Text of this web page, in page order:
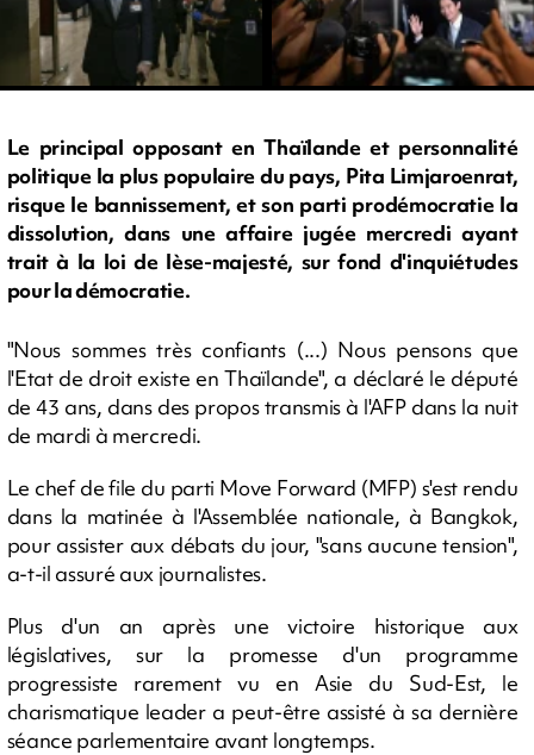
Le principal opposant en Thaïlande et personnalité
politique la plus populaire du pays, Pita Limjaroenrat,
risque le bannissement, et son parti prodémocratie la
dissolution, dans une affaire jugée mercredi ayant
trait à la loi de lèse-majesté, sur fond d'inquiétudes
pour la démocratie.
"Nous sommes très confiants (...) Nous pensons que
l'Etat de droit existe en Thaïlande", a déclaré le député
de 43 ans, dans des propos transmis à l'AFP dans la nuit
de mardi à mercredi.
Le chef de file du parti Move Forward (MFP) s'est rendu
dans la matinée à l'Assemblée nationale, à Bangkok,
pour assister aux débats du jour, "sans aucune tension",
a-t-il assuré aux journalistes.
Plus d'un an après une victoire historique aux
législatives, sur la promesse d'un programme
progressiste rarement vu en Asie du Sud-Est, le
charismatique leader a peut-être assisté à sa dernière
séance parlementaire avant longtemps.